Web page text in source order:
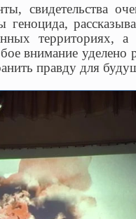
свидетельства
территориях,
внимание уделено
правду для